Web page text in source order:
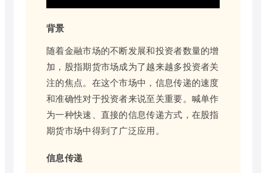
背景
随着金融市场的不断发展和投资者数量的增
加，股指期货市场成为了越来越多投资者关
注的焦点。在这个市场中，信息传递的速度
和准确性对于投资者来说至关重要。喊单作
为一种快速、直接的信息传递方式，在股指
期货市场中得到了广泛应用。
信息传递